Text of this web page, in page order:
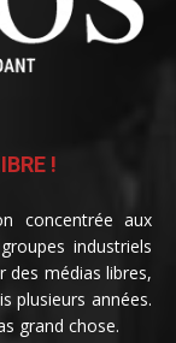
!
concentrée aux
industriels
des médias libres,
plusieurs années.
grand chose.